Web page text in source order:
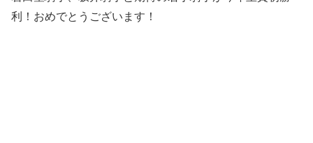
利！おめでとうございます！